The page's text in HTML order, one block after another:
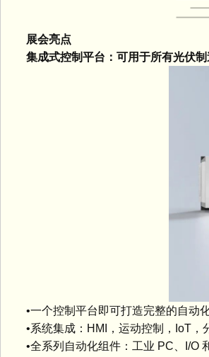
展会亮点
集成式控制平台：可用于所有光伏制
•一个控制平台即可打造完整的自动
•系统集成：HMI，运动控制，IoT，
•全系列自动化组件：工业 PC、I/O